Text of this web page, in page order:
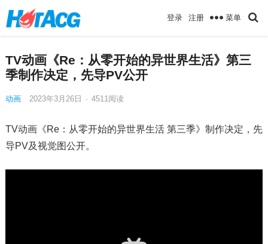
登录 注册 菜单
TV动画《Re：从零开始的异世界生活》第三
季制作决定，先导PV公开
动画 2023年3月26日 · 4511 阅读
TV动画《Re：从零开始的异世界生活 第三季》制作决定，先
导PV及视觉图公开。